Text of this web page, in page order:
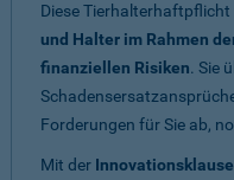
Diese
und Halter im Rahmen
finanziellen Risiken. Sie
Forderungen für Sie ab,
Mit der Innovationsklausel